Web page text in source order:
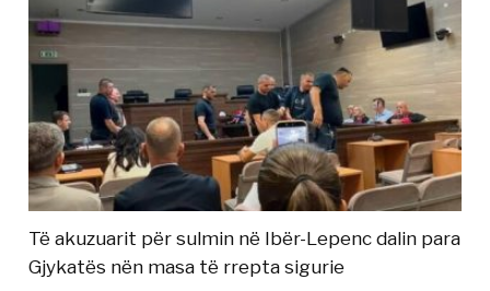
Të akuzuarit për sulmin në Ibër-Lepenc dalin para
Gjykatës nën masa të rrepta sigurie